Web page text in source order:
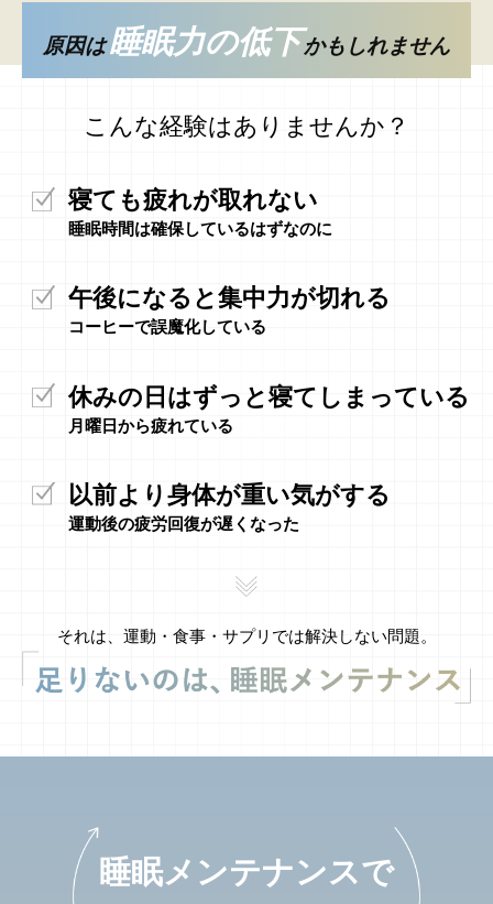
原因は睡眠力の低下かもしれません
こんな経験はありませんか？
寝ても疲れが取れない
睡眠時間は確保しているはずなのに
午後になると集中力が切れる
コーヒーで誤魔化している
休みの日はずっと寝てしまっている
月曜日から疲れている
以前より身体が重い気がする
運動後の疲労回復が遅くなった
それは、運動・食事・サプリでは解決しない問題。
睡眠メンテナンスで